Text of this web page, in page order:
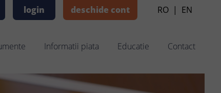
Informatii piata Educatie Contact
login deschide cont RO | EN